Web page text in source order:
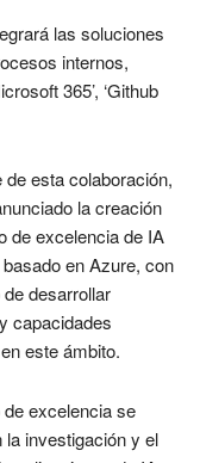
las soluciones
internos,
365’, ‘Github
de esta colaboración,
la creación
de excelencia de IA
en Azure, con
desarrollar
capacidades
este ámbito.
excelencia se
la investigación y el